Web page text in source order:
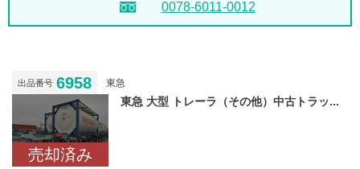
0078-6011-0012
出品番号 6958 東急
売却済み
東急 大型 トレーラ（その他）中古トラッ...